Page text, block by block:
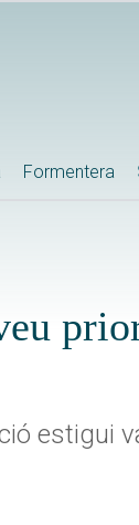
Formentera
estigui